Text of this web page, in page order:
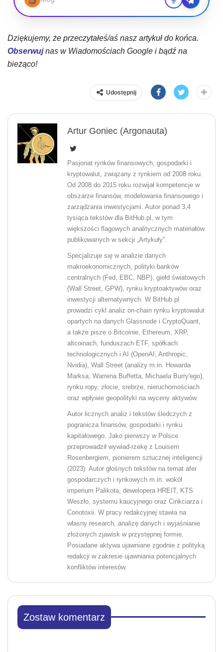
Dziękujemy, że przeczytałeś/aś nasz artykuł do końca.
Obserwujnas w Wiadomościach Google i bądź na
bieżąco!
Udostępnij
Artur Goniec (Argonauta)
Pasjonat rynków finansowych, gospodarki i
kryptowalut, związany z rynkiem od 2008 roku.
Od 2008 do 2015 roku rozwijał kompetencje w
obszarze finansów, modelowania finansowego i
zarządzania inwestycjami. Autor ponad 3,4
tysiąca tekstów dla BitHub.pl, w tym
większości flagowych analitycznych materiałów
publikowanych w sekcji „Artykuły".
Specjalizuje się w analizie danych
makroekonomicznych, polityki banków
centralnych (Fed, EBC, NBP), giełd światowych
(Wall Street, GPW), rynku kryptoaktywów oraz
inwestycji alternatywnych. W BitHub.pl
prowadzi cykl analiz on-chain rynku kryptowalut
opartych na danych Glassnode i CryptoQuant,
a także pisze o Bitcoinie, Ethereum, XRP,
altcoinach, funduszach ETF, spółkach
technologicznych i AI (OpenAI, Anthropic,
Nvidia), Wall Street (analizy m.in. Howarda
Marksa, Warrena Buffetta, Michaela Burry'ego),
rynku ropy, złocie, srebrze, nieruchomościach
oraz wpływie geopolityki na wyceny aktywów.
Autor licznych analiz i tekstów śledczych z
pogranicza finansów, gospodarki i rynku
kapitałowego. Jako pierwszy w Polsce
przeprowadził wywiad-rzekę z Louisem
Rosenbergiem, pionierem sztucznej inteligencji
(2023). Autor głośnych tekstów na temat afer
gospodarczych i rynkowych m.in. wokół
imperium Palikota, dewelopera HREIT, KTS
Weszło, systemu kaucyjnego oraz Cinkciarza i
Conotoxii. W pracy redakcyjnej stawia na
własny research, analizę danych i wyjaśnianie
złożonych zjawisk w przystępnej formie.
Posiadane aktywa ujawniane zgodnie z polityką
redakcji w zakresie ujawniania potencjalnych
konfliktów interesów.
Zostaw komentarz